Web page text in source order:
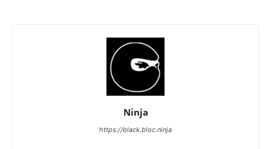
Ninja
https://black.bloc.ninja